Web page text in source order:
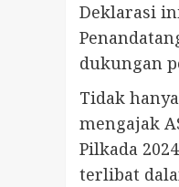
Deklarasi
dukungan
Tidak
mengajak
Pilkada
terlibat